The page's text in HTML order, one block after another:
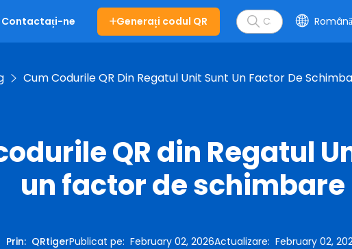
Contactați-ne Generați codul QR Română
Cum Codurile QR Din Regatul Unit Sunt Un Factor De
QR din Regatul
un factor de schimbare
Prin: QRtigerPublicat pe: February 02, 2026Actualizare: February 02,